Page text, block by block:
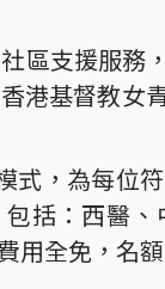
區支援服
港基督教
式，為每位
括：西醫
用全免，名